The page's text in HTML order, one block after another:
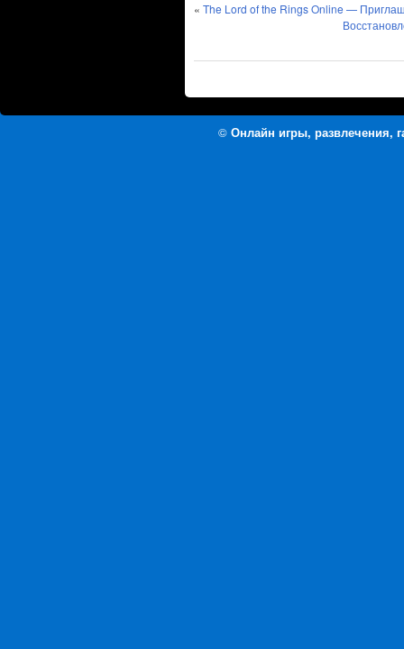
« The Lord of the Rings Online —
© Онлайн игры, развлечения,